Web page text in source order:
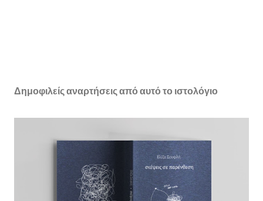
Δημοφιλείς αναρτήσεις από αυτό το ιστολόγιο